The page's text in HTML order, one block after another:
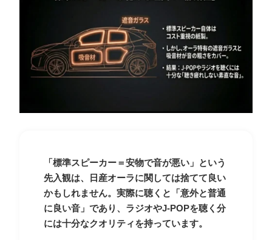
「標準スピーカー＝安物で音が悪い」という
先入観は、日産オーラに関しては捨てて良い
かもしれません。実際に聴くと「意外と普通
に良い音」であり、ラジオやJ-POPを聴く分
には十分なクオリティを持っています。